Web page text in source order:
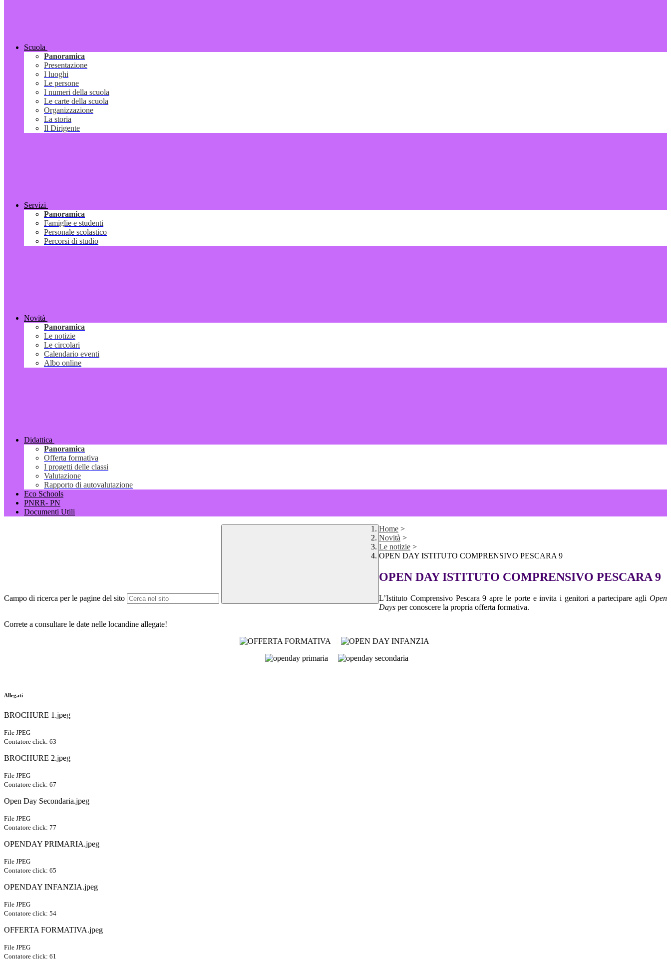
Scuola
Panoramica
Presentazione
I luoghi
Le persone
I numeri della scuola
Le carte della scuola
Organizzazione
La storia
Il Dirigente
Servizi
Panoramica
Famiglie e studenti
Personale scolastico
Percorsi di studio
Novità
Panoramica
Le notizie
Le circolari
Calendario eventi
Albo online
Didattica
Panoramica
Offerta formativa
I progetti delle classi
Valutazione
Rapporto di autovalutazione
Eco Schools
PNRR- PN
Documenti Utili
Campo di ricerca per le pagine del sito
Home >
Novità >
Le notizie >
OPEN DAY ISTITUTO COMPRENSIVO PESCARA 9
OPEN DAY ISTITUTO COMPRENSIVO PESCARA 9
L’Istituto Comprensivo Pescara 9 apre le porte e invita i genitori a partecipare agli Open
Days per conoscere la propria offerta formativa.
Correte a consultare le date nelle locandine allegate!
Allegati
BROCHURE 1.jpeg
File JPEG
Contatore click: 63
BROCHURE 2.jpeg
File JPEG
Contatore click: 67
Open Day Secondaria.jpeg
File JPEG
Contatore click: 77
OPENDAY PRIMARIA.jpeg
File JPEG
Contatore click: 65
OPENDAY INFANZIA.jpeg
File JPEG
Contatore click: 54
OFFERTA FORMATIVA.jpeg
File JPEG
Contatore click: 61